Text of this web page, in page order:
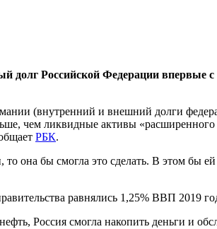
долг Российской Федерации впервые
(внутренний и внешний долги
чем ликвидные активы «расширенного
РБК.
она бы смогла это сделать. В этом бы
равнялись 1,25% ВВП 2019
Россия смогла накопить деньги и